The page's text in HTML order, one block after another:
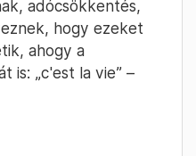
Magyar
el az
ezért
a munkát
volna évek alatt
akkor Európa is